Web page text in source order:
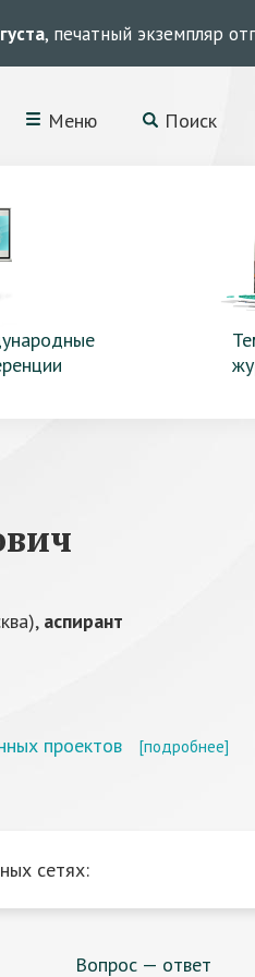
, печатный экземпляр
Меню Поиск
аспирант
проектов [подробнее]
сетях:
Вопрос — ответ